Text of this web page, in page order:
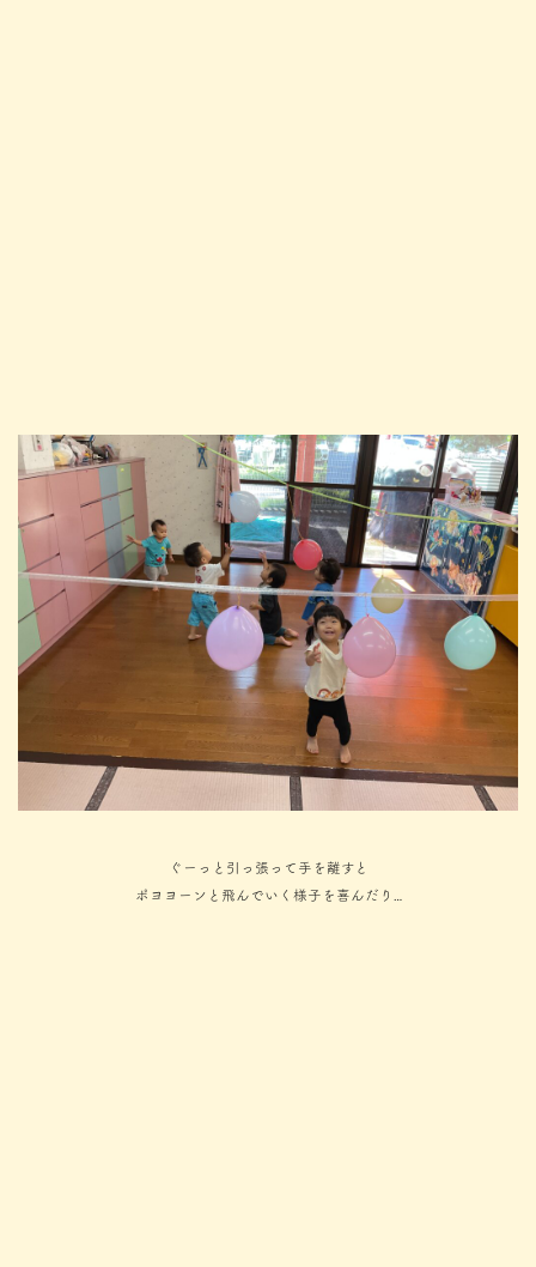
ぐーっと引っ張って手を離すと
ポヨヨーンと飛んでいく様子を喜んだり…